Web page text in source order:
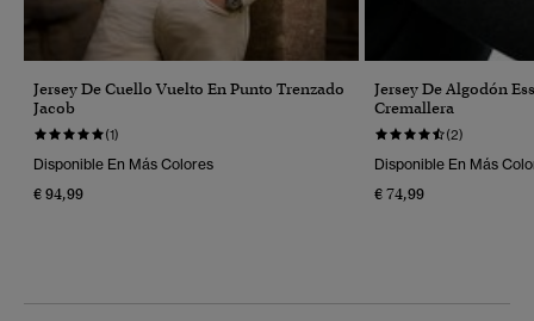
Jersey De Cuello Vuelto En Punto Trenzado
Jacob
(1)
Disponible En Más Colores
€ 94,99
Jersey De Algodón
Cremallera
(2)
Disponible En Más
€ 74,99